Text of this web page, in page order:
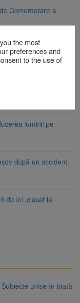
Comemorare a
91, de lângă Piața
de
luminii pe
după un accident.
de lei, clasat la
unice în toată
the most
preferences and
to the use of